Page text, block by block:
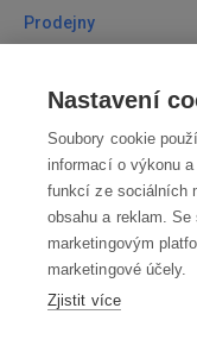
Prodejny
Kontakt
Kontaktujte nás
220 770 770
VŠECHNY KONTAKTY
Nastavení
Soubory cookie
informací o výkonu
funkcí ze sociálních
obsahu a reklam.
marketingovým
marketingové účely.
Zjistit více